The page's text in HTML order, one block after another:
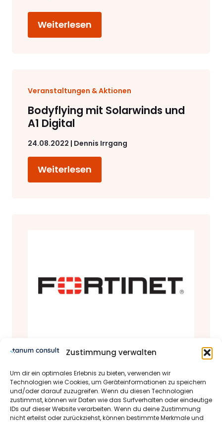
Zustimmung verwalten
Um dir ein optimales Erlebnis zu bieten, verwenden wir
Technologien wie Cookies, um Geräteinformationen zu speichern
und/oder darauf zuzugreifen. Wenn du diesen Technologien
zustimmst, können wir Daten wie das Surfverhalten oder eindeutige
IDs auf dieser Website verarbeiten. Wenn du deine Zustimmung
nicht erteilst oder zurückziehst, können bestimmte Merkmale und
Weiterlesen
Veranstaltungen & Aktionen
Bodyflying mit Solarwinds und
A1 Digital
24.08.2022 | Dennis Irrgang
Weiterlesen
Produkte & Partner
Fortinet Partner Status
28.03.2022 | Michael Schrader-Bölsche
Dear tanum consult GmbH